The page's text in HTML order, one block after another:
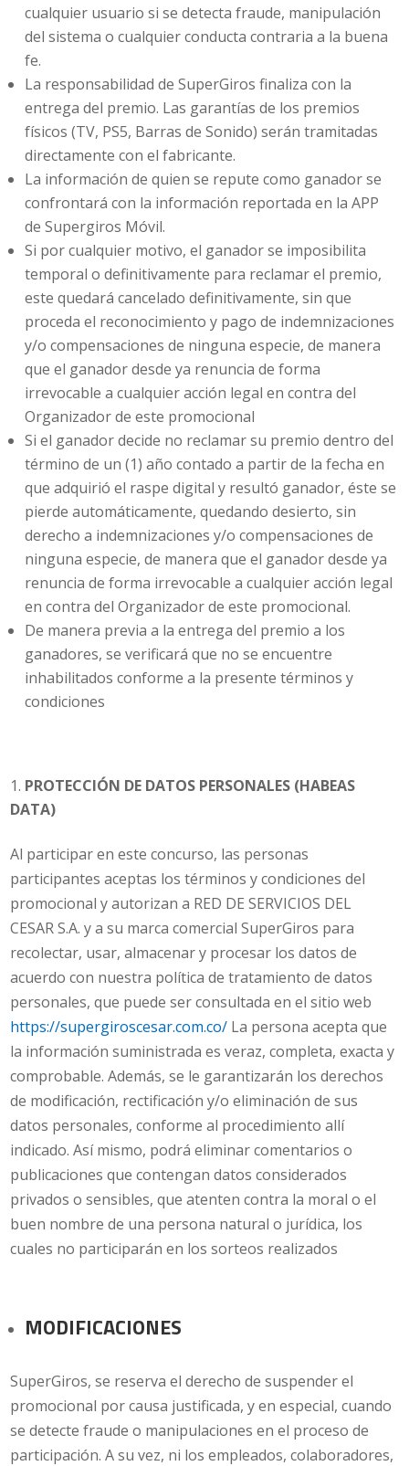
cualquier usuario si se detecta fraude, manipulación
del sistema o cualquier conducta contraria a la buena
fe.
La responsabilidad de SuperGiros finaliza con la
entrega del premio. Las garantías de los premios
físicos (TV, PS5, Barras de Sonido) serán tramitadas
directamente con el fabricante.
La información de quien se repute como ganador se
confrontará con la información reportada en la APP
de Supergiros Móvil.
Si por cualquier motivo, el ganador se imposibilita
temporal o definitivamente para reclamar el premio,
este quedará cancelado definitivamente, sin que
proceda el reconocimiento y pago de indemnizaciones
y/o compensaciones de ninguna especie, de manera
que el ganador desde ya renuncia de forma
irrevocable a cualquier acción legal en contra del
Organizador de este promocional
Si el ganador decide no reclamar su premio dentro del
término de un (1) año contado a partir de la fecha en
que adquirió el raspe digital y resultó ganador, éste se
pierde automáticamente, quedando desierto, sin
derecho a indemnizaciones y/o compensaciones de
ninguna especie, de manera que el ganador desde ya
renuncia de forma irrevocable a cualquier acción legal
en contra del Organizador de este promocional.
De manera previa a la entrega del premio a los
ganadores, se verificará que no se encuentre
inhabilitados conforme a la presente términos y
condiciones
PROTECCIÓN DE DATOS PERSONALES (HABEAS
DATA)
Al participar en este concurso, las personas
participantes aceptas los términos y condiciones del
promocional y autorizan a RED DE SERVICIOS DEL
CESAR S.A. y a su marca comercial SuperGiros para
recolectar, usar, almacenar y procesar los datos de
acuerdo con nuestra política de tratamiento de datos
personales, que puede ser consultada en el sitio web
https://supergiroscesar.com.co/ La persona acepta que
la información suministrada es veraz, completa, exacta y
comprobable. Además, se le garantizarán los derechos
de modificación, rectificación y/o eliminación de sus
datos personales, conforme al procedimiento allí
indicado. Así mismo, podrá eliminar comentarios o
publicaciones que contengan datos considerados
privados o sensibles, que atenten contra la moral o el
buen nombre de una persona natural o jurídica, los
cuales no participarán en los sorteos realizados
MODIFICACIONES
SuperGiros, se reserva el derecho de suspender el
promocional por causa justificada, y en especial, cuando
se detecte fraude o manipulaciones en el proceso de
participación. A su vez, ni los empleados, colaboradores,